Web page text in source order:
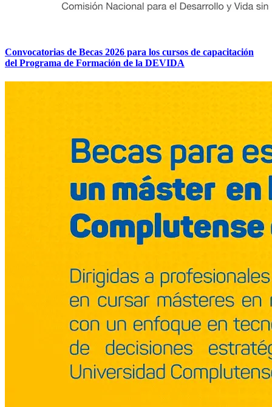
Convocatorias de Becas 2026 para los cursos de capacitación
del Programa de Formación de la DEVIDA